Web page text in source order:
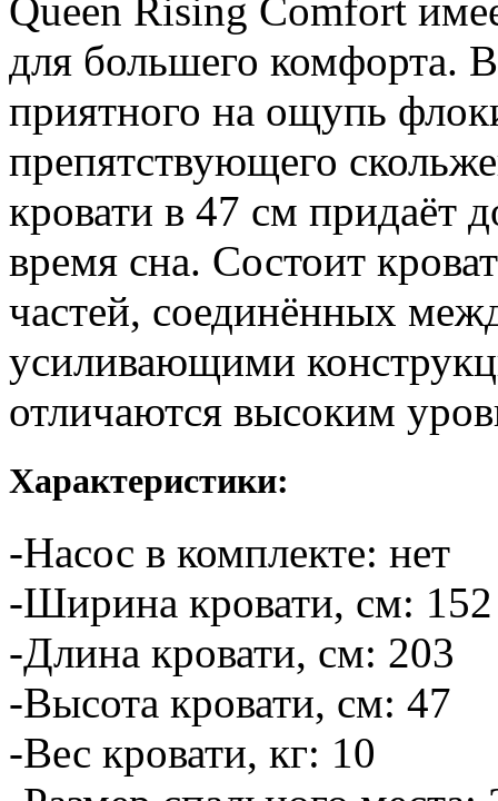
Queen Rising Comfort
для большего комфорта.
приятного на ощупь
препятствующего
кровати в 47 см придаёт
время сна. Состоит
частей, соединённых
усиливающими
отличаются высоким
Характеристики:
-Насос в комплекте: нет
-Ширина кровати, см: 152
-Длина кровати, см: 203
-Высота кровати, см: 47
-Вес кровати, кг: 10